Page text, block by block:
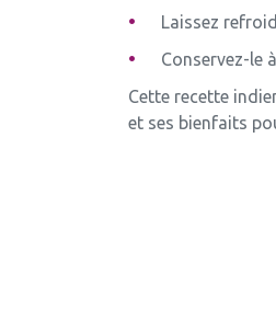
Laissez
Conservez-le
Cette recette
et ses bienfaits